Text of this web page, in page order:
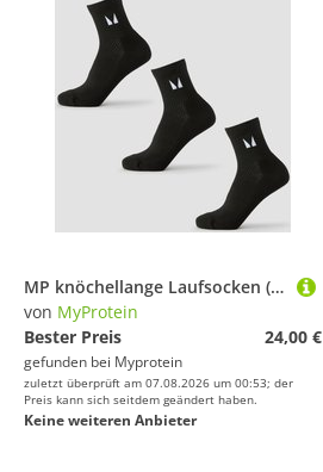
MP knöchellange Laufsocken (3er-Pack) – Schwarz - UK 12-14
von MyProtein
Bester Preis
24,00 €
gefunden bei Myprotein
zuletzt überprüft am 07.08.2026 um 00:53; der
Preis kann sich seitdem geändert haben.
Keine weiteren Anbieter